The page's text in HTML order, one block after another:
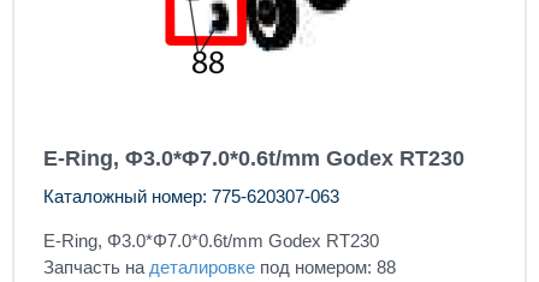
E-Ring, Φ3.0*Φ7.0*0.6t/mm Godex RT230
Каталожный номер: 775-620307-063
E-Ring, Φ3.0*Φ7.0*0.6t/mm Godex RT230
Запчасть на деталировке под номером: 88